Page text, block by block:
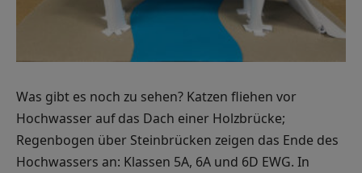
Was gibt es noch zu sehen? Katzen fliehen vor
Hochwasser auf das Dach einer Holzbrücke;
Regenbogen über Steinbrücken zeigen das Ende des
Hochwassers an: Klassen 5A, 6A und 6D EWG. In